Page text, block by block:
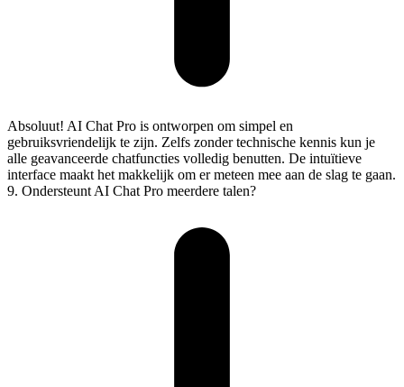
Absoluut! AI Chat Pro is ontworpen om simpel en
gebruiksvriendelijk te zijn. Zelfs zonder technische kennis kun je
alle geavanceerde chatfuncties volledig benutten. De intuïtieve
interface maakt het makkelijk om er meteen mee aan de slag te gaan.
9. Ondersteunt AI Chat Pro meerdere talen?